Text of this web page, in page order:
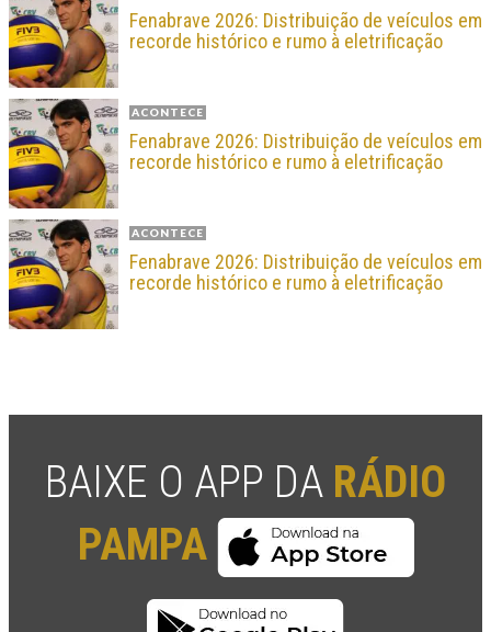
Fenabrave 2026: Distribuição de veículos em
recorde histórico e rumo à eletrificação
ACONTECE
Fenabrave 2026: Distribuição de veículos em
recorde histórico e rumo à eletrificação
ACONTECE
Fenabrave 2026: Distribuição de veículos em
recorde histórico e rumo à eletrificação
BAIXE O APP DA RÁDIO
PAMPA